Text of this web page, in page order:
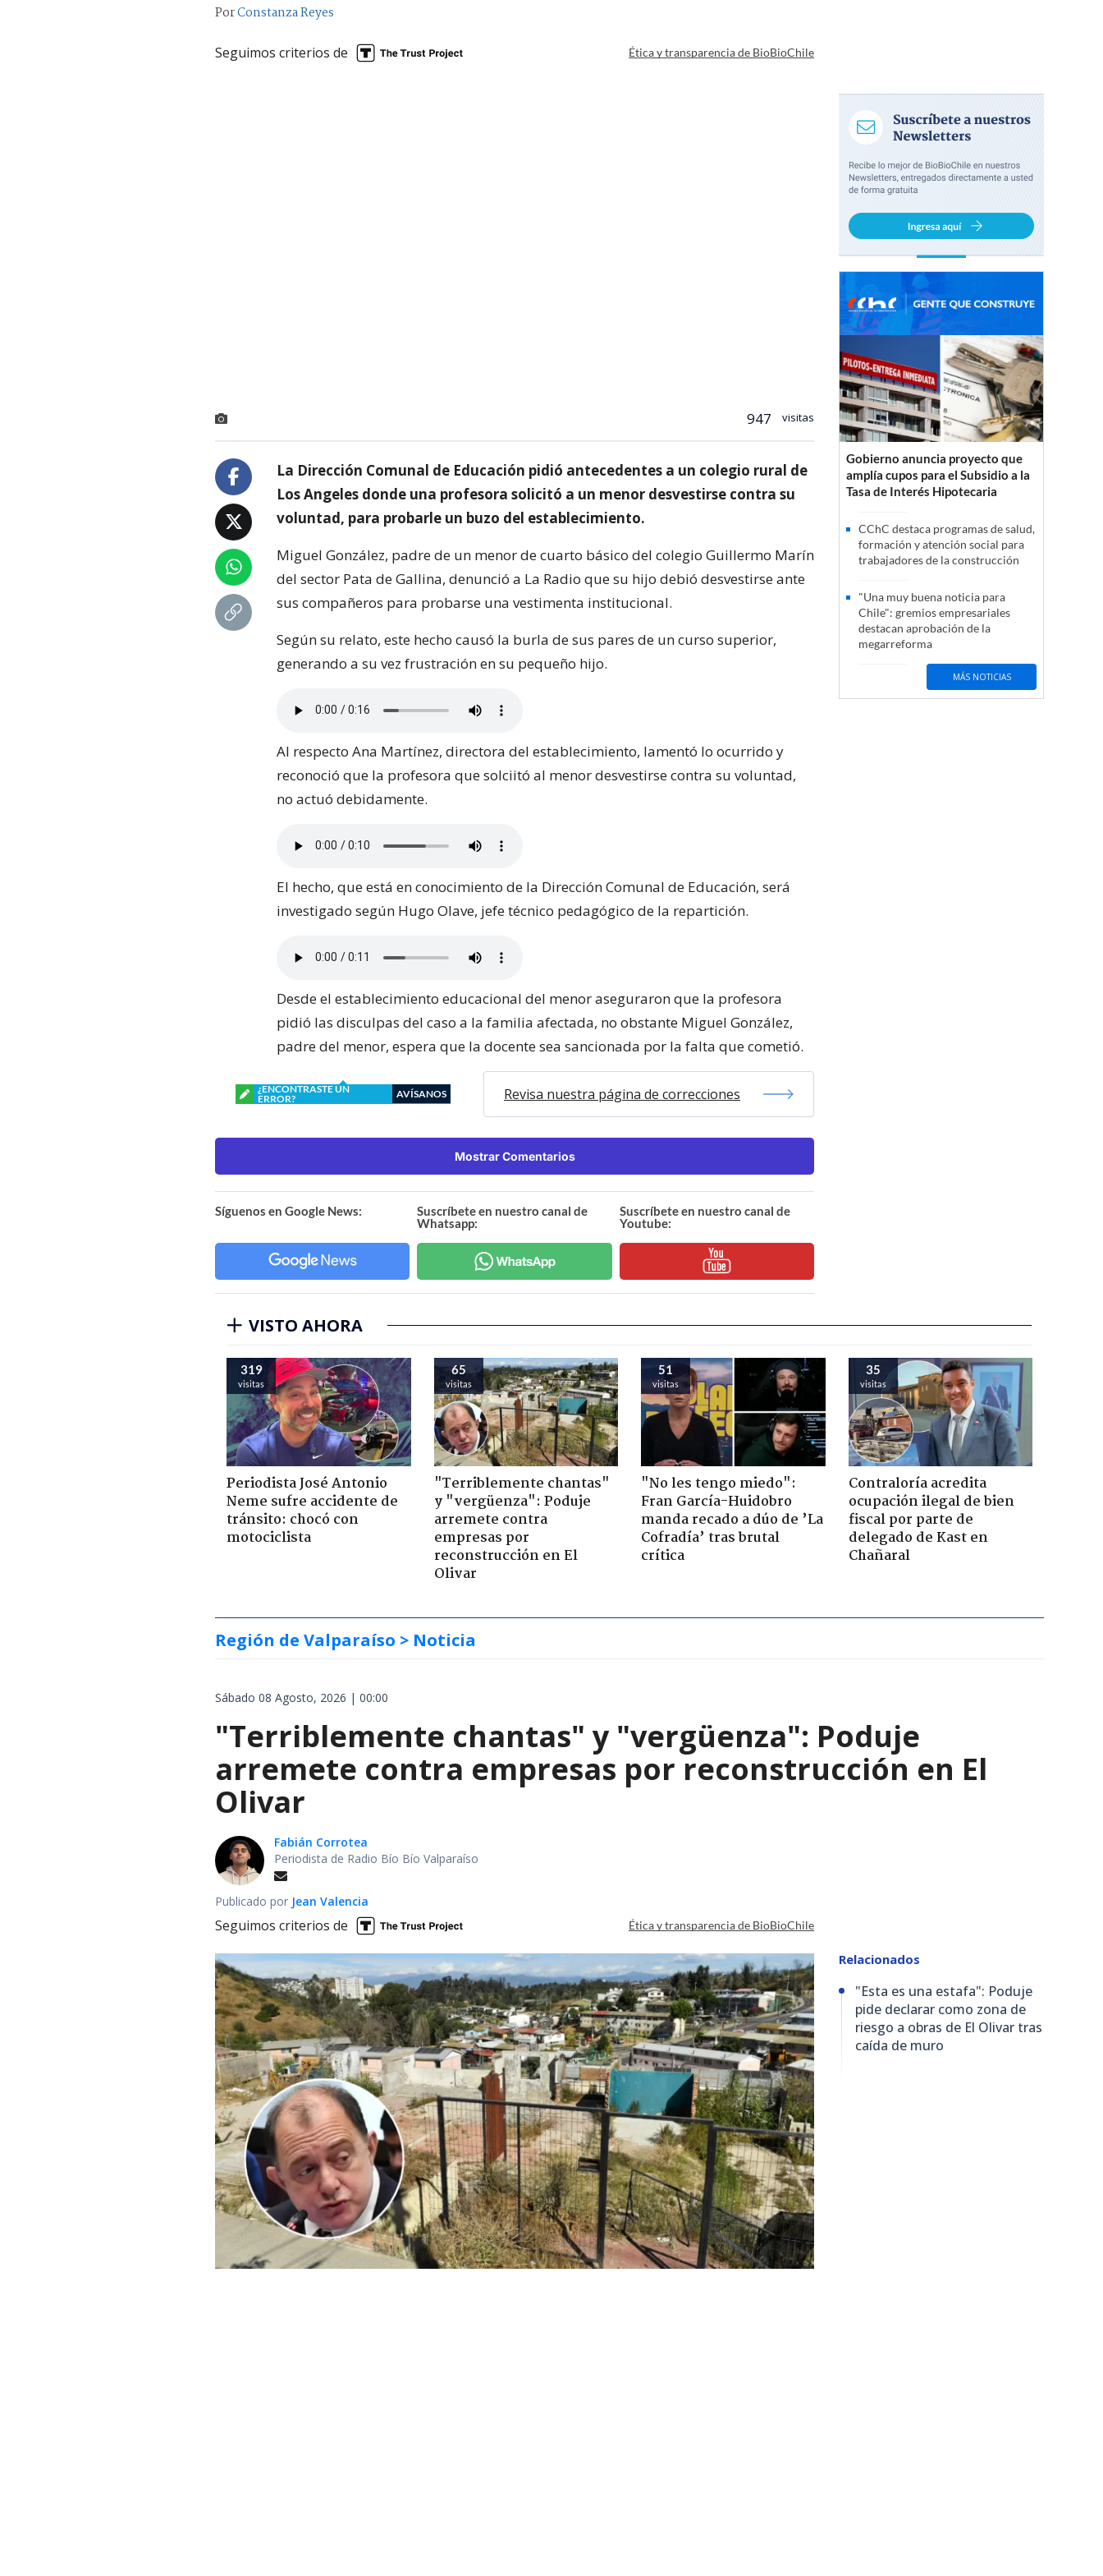
PorConstanza Reyes
Seguimos criterios de Ética y transparencia de BioBioChile
947 visitas
La Dirección Comunal de Educación pidió antecedentes a un colegio rural de
Los Angeles donde una profesora solicitó a un menor desvestirse contra su
voluntad, para probarle un buzo del establecimiento.
Miguel González, padre de un menor de cuarto básico del colegio Guillermo Marín
del sector Pata de Gallina, denunció a La Radio que su hijo debió desvestirse ante
sus compañeros para probarse una vestimenta institucional.
Según su relato, este hecho causó la burla de sus pares de un curso superior,
generando a su vez frustración en su pequeño hijo.
Al respecto Ana Martínez, directora del establecimiento, lamentó lo ocurrido y
reconoció que la profesora que solciitó al menor desvestirse contra su voluntad,
no actuó debidamente.
El hecho, que está en conocimiento de la Dirección Comunal de Educación, será
investigado según Hugo Olave, jefe técnico pedagógico de la repartición.
Desde el establecimiento educacional del menor aseguraron que la profesora
pidió las disculpas del caso a la familia afectada, no obstante Miguel González,
padre del menor, espera que la docente sea sancionada por la falta que cometió.
¿ENCONTRASTE UN
ERROR?
AVÍSANOS Revisa nuestra página de correcciones
Mostrar Comentarios
Síguenos en Google News:
Suscríbete en nuestro canal de
Whatsapp:
Suscríbete en nuestro canal de
Youtube:
Gobierno anuncia proyecto que
amplía cupos para el Subsidio a la
Tasa de Interés Hipotecaria
CChC destaca programas de salud,
formación y atención social para
trabajadores de la construcción
"Una muy buena noticia para
Chile": gremios empresariales
destacan aprobación de la
megarreforma
MÁS NOTICIAS
VISTO AHORA
319
visitas
Periodista José Antonio
Neme sufre accidente de
tránsito: chocó con
motociclista
65
visitas
"Terriblemente chantas"
y "vergüenza": Poduje
arremete contra
empresas por
reconstrucción en El
Olivar
51
visitas
"No les tengo miedo":
Fran García-Huidobro
manda recado a dúo de ’La
Cofradía’ tras brutal
crítica
35
visitas
Contraloría acredita
ocupación ilegal de bien
fiscal por parte de
delegado de Kast en
Chañaral
Región de Valparaíso > Noticia
Sábado 08 Agosto, 2026 | 00:00
"Terriblemente chantas" y "vergüenza": Poduje
arremete contra empresas por reconstrucción en El
Olivar
Fabián Corrotea
Periodista de Radio Bío Bío Valparaíso
Publicado por Jean Valencia
Seguimos criterios de Ética y transparencia de BioBioChile
Relacionados
"Esta es una estafa": Poduje
pide declarar como zona de
riesgo a obras de El Olivar tras
caída de muro